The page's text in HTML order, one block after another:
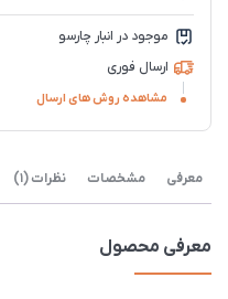
موجود در انبار چارسو
ارسال فوری
مشاهده روش های ارسال
معرفی مشخصات نظرات (1)
معرفی محصول